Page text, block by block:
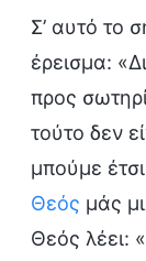
Σ’ αυτό το
έρεισμα:
προς
τούτο δεν
μπούμε
Θεός μάς
Θεός λέει: «